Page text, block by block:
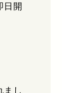
日開
まし